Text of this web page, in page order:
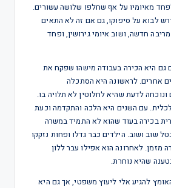
מאיומיו על אף שחלפו שלושה עשורים.
לבוא על סיפוקו, גם אם זה לא התאים
חדשה, ושוב איומי גירושין, ופחד
גם היא הכירה בעבודה מישהו שפקח את
אחרים. לראשונה היא הסתכלה
ונוכחה לדעת שהיא לחלוטין לא תלויה בו.
עם השנים היא הלכה והתקדמה וכעת
בכירה בעוד שהוא לא התמיד במשרה
שוב ושוב. הילדים כבר גדלו ופחות נזקקו
מזמן. לאחרונה הוא אפילו עבר ללון
שהיא נוחרת.
להגיע אלי ליעוץ משפטי, אך גם היא